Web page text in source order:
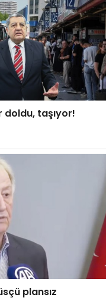
doldu, taşıyor!
plansız